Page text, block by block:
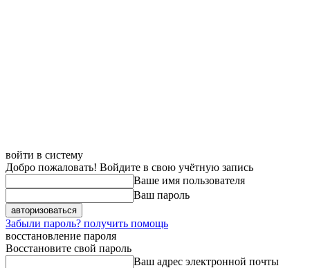
войти в систему
Добро пожаловать! Войдите в свою учётную запись
Ваше имя пользователя
Ваш пароль
Забыли пароль? получить помощь
восстановление пароля
Восстановите свой пароль
Ваш адрес электронной почты